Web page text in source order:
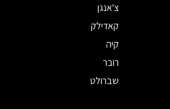
צ'אנגן
קאדילק
קיה
רובר
שברולט